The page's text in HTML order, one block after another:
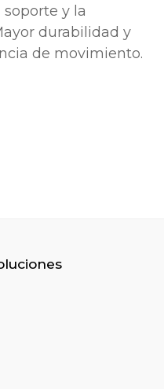
soporte y la
durabilidad y
de movimiento.